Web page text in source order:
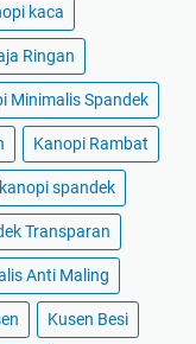
kaca
Ringan
Minimalis Spandek
Kanopi Rambat
kanopi spandek
Transparan
Anti Maling
Kusen Besi